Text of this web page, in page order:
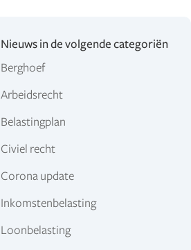
Nieuws in de volgende categoriën
Berghoef
Arbeidsrecht
Belastingplan
Civiel recht
Corona update
Inkomstenbelasting
Loonbelasting